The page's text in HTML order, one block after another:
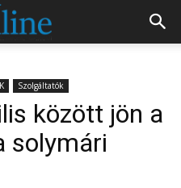
Szolgáltatók
között jön a
solymári